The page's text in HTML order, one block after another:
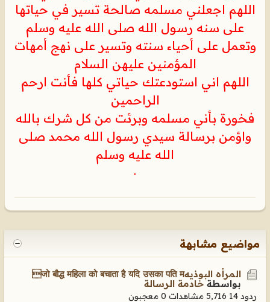
اللهم اجعلني مسلمه صالحة تسير في حياتها
على سنه رسول الله صلى الله عليه وسلم
وتعمل على أحياء سنته وتسير على نهج أمهات
المؤمنين عليهن السلام
اللهم اني استودعتك حياتي كلها فأنت ارحم
الراحمين
فخورة بأني مسلمه وبرئت من كل شرك بالله
واؤمن برسالة سيدي رسول الله محمد صلى
الله عليه وسلم
٠
مواضيع مشابهة
المرأه البوذيهजो बौद्ध महिला को बचाता है यदि उसका पति म
بواسطة خادمة الرسالة
ردود 14 5,716 مشاهدات
0 معجبون